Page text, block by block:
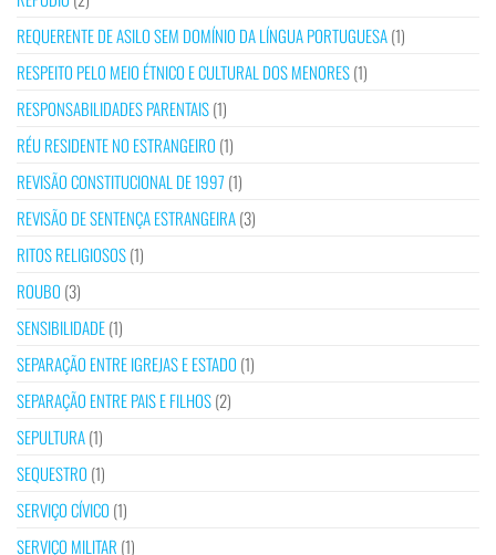
REQUERENTE DE ASILO SEM DOMÍNIO DA LÍNGUA PORTUGUESA(1)
RESPEITO PELO MEIO ÉTNICO E CULTURAL DOS MENORES(1)
RESPONSABILIDADES PARENTAIS(1)
RÉU RESIDENTE NO ESTRANGEIRO (1)
REVISÃO CONSTITUCIONAL DE 1997 (1)
REVISÃO DE SENTENÇA ESTRANGEIRA(3)
RITOS RELIGIOSOS(1)
ROUBO (3)
SENSIBILIDADE(1)
SEPARAÇÃO ENTRE IGREJAS E ESTADO (1)
SEPARAÇÃO ENTRE PAIS E FILHOS(2)
SEPULTURA(1)
SEQUESTRO (1)
SERVIÇO CÍVICO (1)
SERVIÇO MILITAR (1)